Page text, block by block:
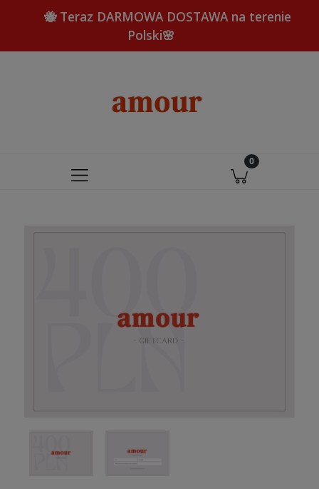
🐝 Teraz DARMOWA DOSTAWA na terenie
Polski🌸